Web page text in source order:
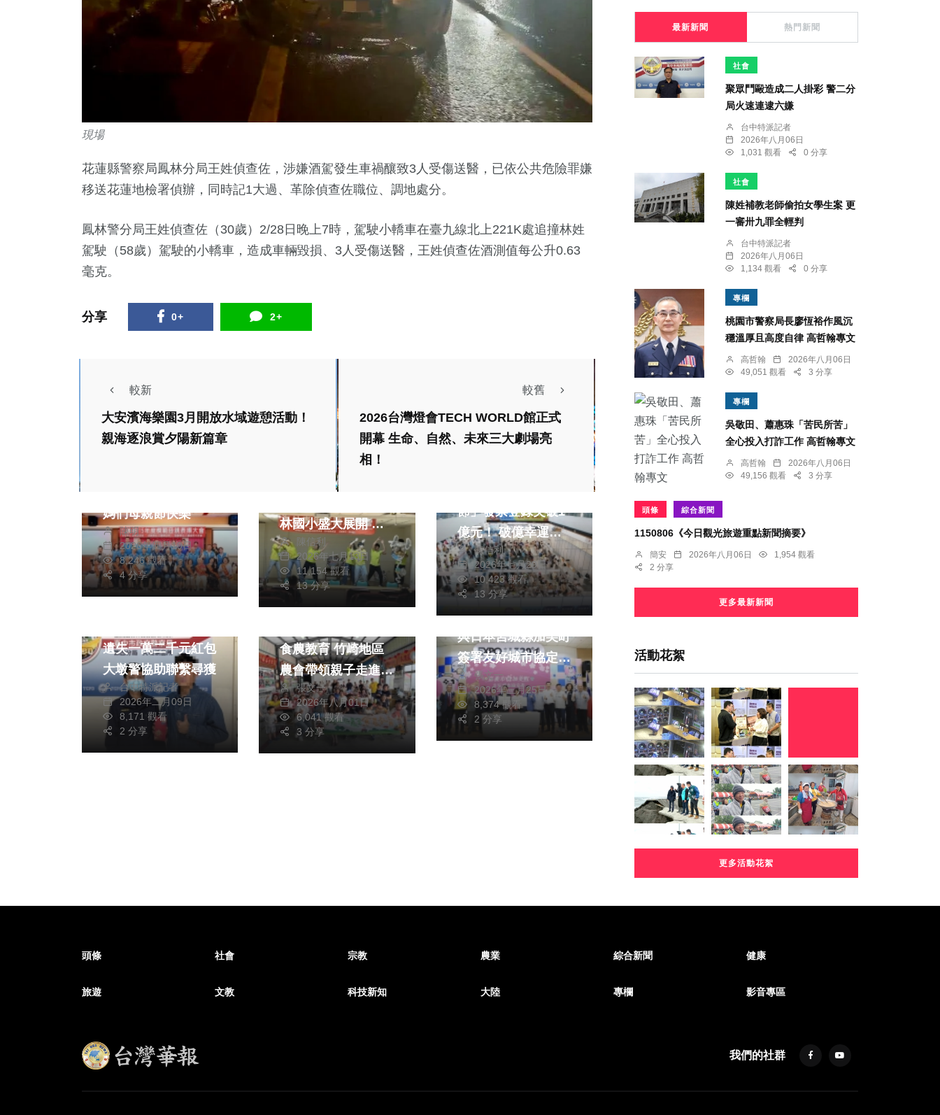
現場
花蓮縣警察局鳳林分局王姓偵查佐，涉嫌酒駕發生車禍釀致3人受傷送醫，已依公共危險罪嫌
移送花蓮地檢署偵辦，同時記1大過、革除偵查佐職位、調地處分。
鳳林警分局王姓偵查佐（30歲）2/28日晚上7時，駕駛小轎車在臺九線北上221K處追撞林姓
駕駛（58歲）駕駛的小轎車，造成車輛毀損、3人受傷送醫，王姓偵查佐酒測值每公升0.63
毫克。
分享 0+ 2+
較新
大安濱海樂園3月開放水域遊憩活動！
親海逐浪賞夕陽新篇章
較舊
2026台灣燈會TECH WORLD館正式
開幕 生命、自然、未來三大劇場亮
相！
社會 農業
綜合新聞
媽們母親節快樂
陳明
2026年四月19日
8,246 觀看
4 分享
「2026海外青年英
林國小盛大展開 跨
國志工攜手55名學
童 翻轉在地英語力
〜
陳信利
2026年七月13日
11,154 觀看
13 分享
節」發票登錄突破1
億元！ 破億幸運兒
喜獲住宿券 市民最
期待專屬「滿千送百
領現金」8/3接續登
場〜
陳信利
2026年七月29日
10,423 觀看
13 分享
遺失一萬二千元紅包
大墩警協助聯繫尋獲
台中特派記者
2026年二月09日
8,171 觀看
2 分享
食農教育 竹崎地區
農會帶領親子走進果
園 體驗從產地到餐
桌歷程
張文一
2026年八月01日
6,041 觀看
3 分享
綜合新聞
四年交流情誼 嘉市
與日本宮城縣加美町
簽署友好城市協定
加美町五月派駐市府
對日諮詢事務顧問
台日交流邁入新里程
碑
張文一
2026年三月25日
8,374 觀看
2 分享
最新新聞 熱門新聞
社會
聚眾鬥毆造成二人掛彩 警二分
局火速連逮六嫌
台中特派記者
2026年八月06日
1,031 觀看
0 分享
社會
陳姓補教老師偷拍女學生案 更
一審卅九罪全輕判
台中特派記者
2026年八月06日
1,134 觀看
0 分享
專欄
桃園市警察局長廖恆裕作風沉
穩溫厚且高度自律 高哲翰專文
高哲翰
2026年八月06日
49,051 觀看
3 分享
專欄
吳敬田、蕭惠珠「苦民所苦」
全心投入打詐工作 高哲翰專文
高哲翰
2026年八月06日
49,156 觀看
3 分享
頭條 綜合新聞
1150806《今日觀光旅遊重點新聞摘要》
簡安 2026年八月06日
1,954 觀看
2 分享
更多最新新聞
活動花絮
更多活動花絮
頭條 社會 宗教 農業 綜合新聞 健康
旅遊 文教 科技新知 大陸 專欄 影音專區
我們的社群